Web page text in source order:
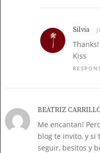
Silvia
Kiss
BEATRIZ
Me encantan!
blog te invito, y si
seguir, besitos y